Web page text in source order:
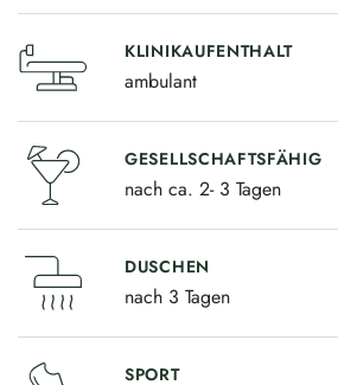
KLINIK­AUF­ENTHALT
ambulant
GESELL­SCHAFTS­FÄHIG
nach ca. 2- 3 Tagen
DUSCHEN
nach 3 Tagen
SPORT